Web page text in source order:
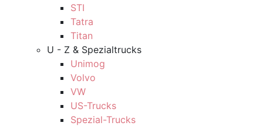
STI
Tatra
Titan
U - Z & Spezialtrucks
Unimog
Volvo
VW
US-Trucks
Spezial-Trucks